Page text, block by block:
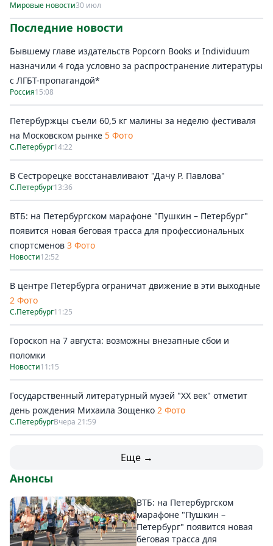
Мировые новости30 июл
Последние новости
Бывшему главе издательств Popcorn Books и Individuum
назначили 4 года условно за распространение литературы
с ЛГБТ-пропагандой*
Россия15:08
Петербуржцы съели 60,5 кг малины за неделю фестиваля
на Московском рынке 5 Фото
С.Петербург14:22
В Сестрорецке восстанавливают "Дачу Р. Павлова"
С.Петербург13:36
ВТБ: на Петербургском марафоне "Пушкин – Петербург"
появится новая беговая трасса для профессиональных
спортсменов 3 Фото
Новости12:52
В центре Петербурга ограничат движение в эти выходные
2 Фото
С.Петербург11:25
Гороскоп на 7 августа: возможны внезапные сбои и
поломки
Новости11:15
Государственный литературный музей "ХХ век" отметит
день рождения Михаила Зощенко 2 Фото
С.ПетербургВчера 21:59
Еще →
Анонсы
ВТБ: на Петербургском
марафоне "Пушкин –
Петербург" появится новая
беговая трасса для